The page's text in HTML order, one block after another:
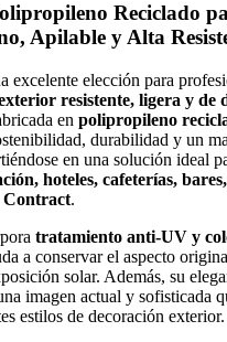
Reciclado
Apilable y Alta
excelente elección para
resistente, ligera y de
en polipropileno
durabilidad y un
en una solución ideal
hoteles, cafeterías,
Contract.
tratamiento anti-UV y
a conservar el aspecto
solar. Además, su
imagen actual y sofisticada
estilos de decoración exterior.